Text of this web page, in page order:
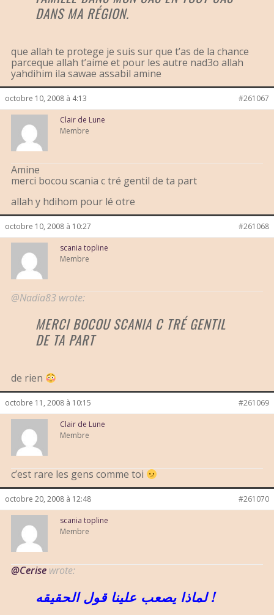
DANS MA RÉGION.
que allah te protege je suis sur que t’as de la chance
parceque allah t’aime et pour les autre nad3o allah
yahdihim ila sawae assabil amine
octobre 10, 2008 à 4:13 #261067
Clair de Lune
Membre
Amine
merci bocou scania c tré gentil de ta part
allah y hdihom pour lé otre
octobre 10, 2008 à 10:27 #261068
scania topline
Membre
@Nadia83 wrote:
MERCI BOCOU SCANIA C TRÉ GENTIL
DE TA PART
de rien
octobre 11, 2008 à 10:15 #261069
Clair de Lune
Membre
c’est rare les gens comme toi
octobre 20, 2008 à 12:48 #261070
scania topline
Membre
@Cerise wrote:
لماذا يصعب علينا قول الحقيقه !